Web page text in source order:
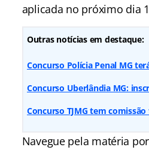
aplicada no próximo dia
Outras notícias em destaque:
Concurso Polícia Penal MG
Concurso Uberlândia MG:
Concurso TJMG tem
Navegue pela matéria